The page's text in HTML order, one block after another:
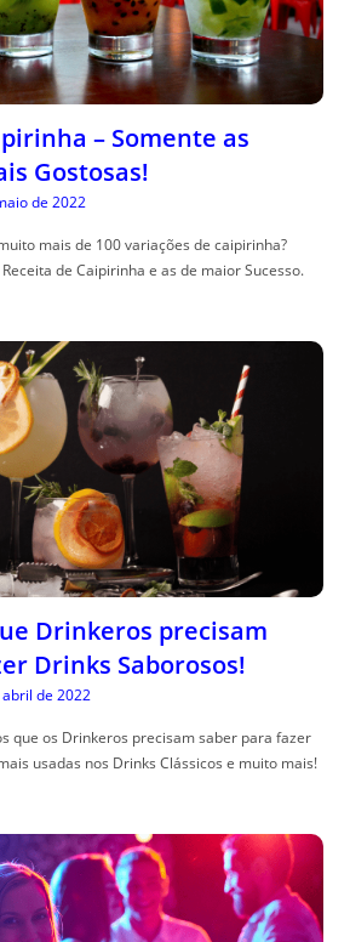
– Somente as
Gostosas!
de 2022
mais de 100 variações de caipirinha?
de Caipirinha e as de maior Sucesso.
Drinkeros precisam
Drinks Saborosos!
de 2022
que os Drinkeros precisam saber para fazer
usadas nos Drinks Clássicos e muito mais!